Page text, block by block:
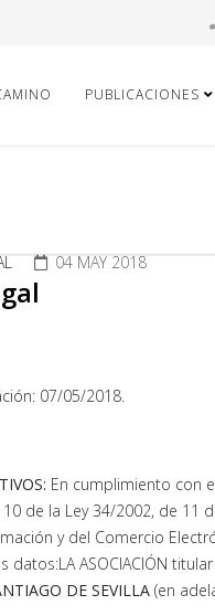
PUBLICACIONES
04 MAY 2018
07/05/2018.
En cumplimiento con
de la Ley 34/2002, de 11
y del Comercio
datos:LA ASOCIACIÓN
DE SEVILLA (en